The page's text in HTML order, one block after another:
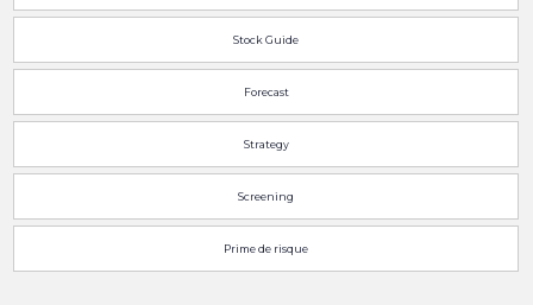
Stock Guide
Forecast
Strategy
Screening
Prime de risque